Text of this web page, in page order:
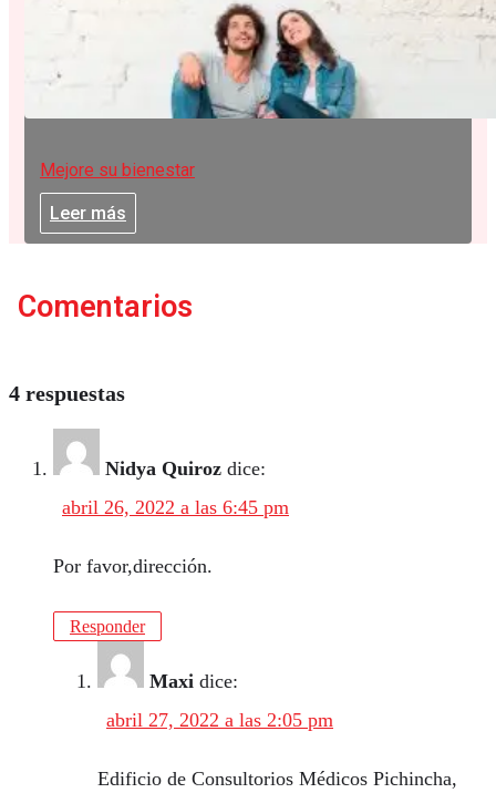
Mejore su bienestar
Leer más
Comentarios
4 respuestas
Nidya Quiroz dice:
abril 26, 2022 a las 6:45 pm
Por favor,dirección.
Responder
Maxi dice:
abril 27, 2022 a las 2:05 pm
Edificio de Consultorios Médicos Pichincha,